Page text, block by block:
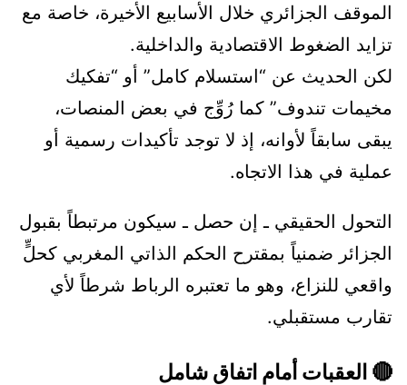
الموقف الجزائري خلال الأسابيع الأخيرة، خاصة مع
تزايد الضغوط الاقتصادية والداخلية.
لكن الحديث عن “استسلام كامل” أو “تفكيك
مخيمات تندوف” كما رُوِّج في بعض المنصات،
يبقى سابقاً لأوانه، إذ لا توجد تأكيدات رسمية أو
عملية في هذا الاتجاه.
التحول الحقيقي ـ إن حصل ـ سيكون مرتبطاً بقبول
الجزائر ضمنياً بمقترح الحكم الذاتي المغربي كحلٍّ
واقعي للنزاع، وهو ما تعتبره الرباط شرطاً لأي
تقارب مستقبلي.
🔴 العقبات أمام اتفاق شامل